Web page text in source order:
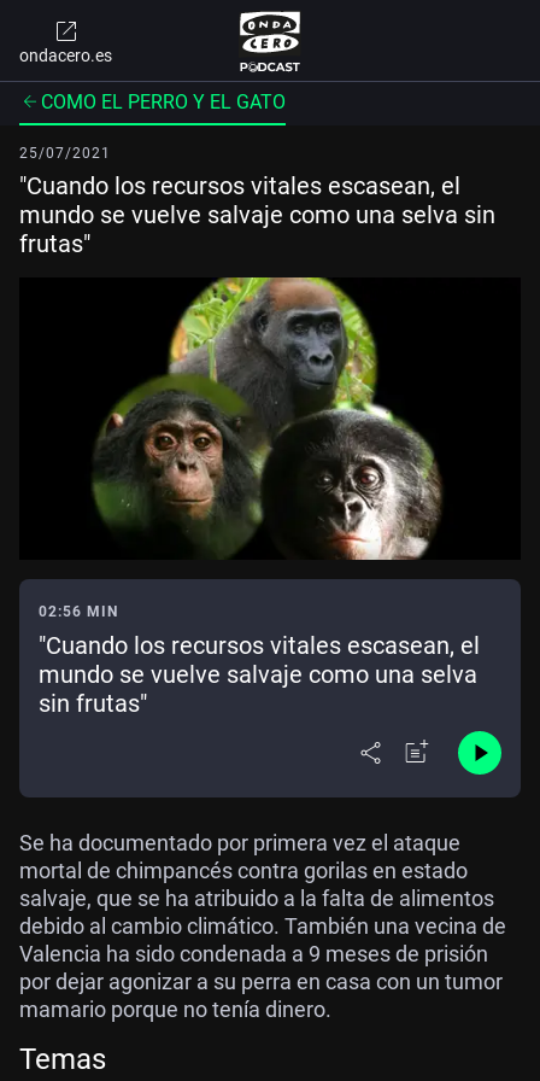
ondacero.es
COMO EL PERRO Y EL GATO
25/07/2021
"Cuando los recursos vitales escasean, el
mundo se vuelve salvaje como una selva sin
frutas"
02:56 MIN
"Cuando los recursos vitales escasean, el
mundo se vuelve salvaje como una selva
sin frutas"
Se ha documentado por primera vez el ataque
mortal de chimpancés contra gorilas en estado
salvaje, que se ha atribuido a la falta de alimentos
debido al cambio climático. También una vecina de
Valencia ha sido condenada a 9 meses de prisión
por dejar agonizar a su perra en casa con un tumor
mamario porque no tenía dinero.
Temas